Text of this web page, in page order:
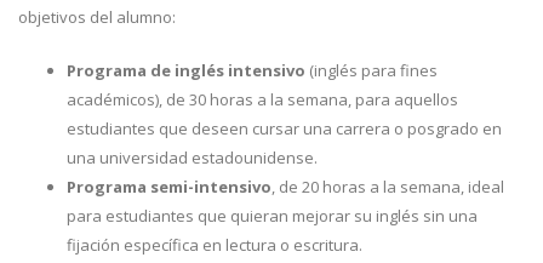
objetivos del alumno:
Programa de inglés intensivo (inglés para fines
académicos), de 30 horas a la semana, para aquellos
estudiantes que deseen cursar una carrera o posgrado en
una universidad estadounidense.
Programa semi-intensivo, de 20 horas a la semana, ideal
para estudiantes que quieran mejorar su inglés sin una
fijación específica en lectura o escritura.